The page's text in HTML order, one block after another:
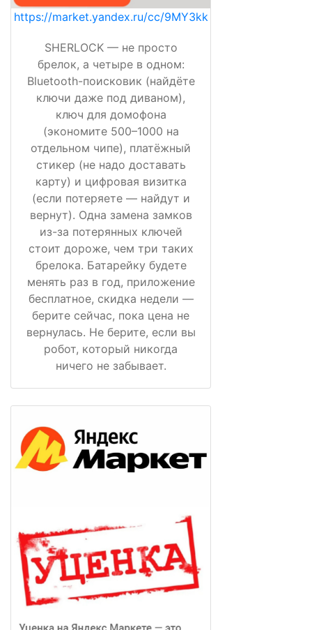
https://market.yandex.ru/cc/9MY3kk
SHERLOCK — не просто
брелок, а четыре в одном:
Bluetooth-поисковик (найдёте
ключи даже под диваном),
ключ для домофона
(экономите 500–1000 на
отдельном чипе), платёжный
стикер (не надо доставать
карту) и цифровая визитка
(если потеряете — найдут и
вернут). Одна замена замков
из-за потерянных ключей
стоит дороже, чем три таких
брелока. Батарейку будете
менять раз в год, приложение
бесплатное, скидка недели —
берите сейчас, пока цена не
вернулась. Не берите, если вы
робот, который никогда
ничего не забывает.